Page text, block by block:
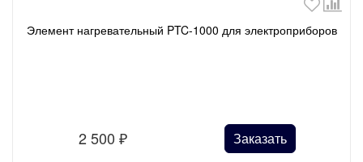
Элемент нагревательный PTC-1000 для электроприборов
2 500₽ Заказать